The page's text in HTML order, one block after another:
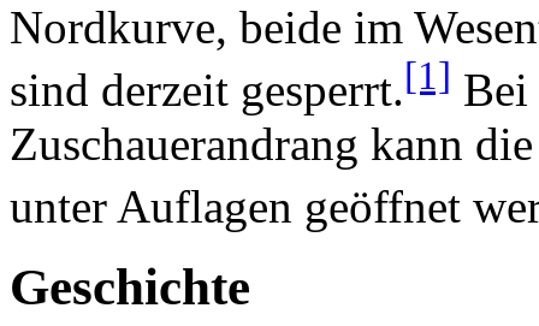
Nordkurve, beide im
sind derzeit gesperrt.[1] Bei
Zuschauerandrang kann
unter Auflagen geöffnet
Geschichte